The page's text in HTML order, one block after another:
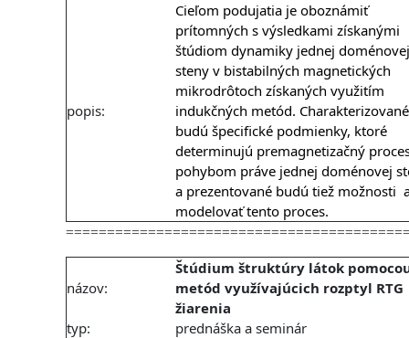
popis:
Cieľom podujatia je oboznámiť
prítomných s výsledkami získanými
štúdiom dynamiky jednej doménovej
steny v bistabilných magnetických
mikrodrôtoch získaných využitím
indukčných metód. Charakterizované
budú špecifické podmienky, ktoré
determinujú premagnetizačný
pohybom práve jednej doménovej
a prezentované budú tiež možnosti
modelovať tento proces.
názov:
Štúdium štruktúry látok
metód využívajúcich rozptyl RTG
žiarenia
typ:
prednáška a seminár